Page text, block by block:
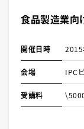
食品製造業
開催日時 2015
会場 IPC
受講料